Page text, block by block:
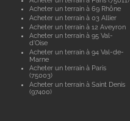
Acheter un terrain à 69 Rhône
Acheter un terrain à 03 Allier
Acheter un terrain à 12 Aveyron
Acheter un terrain à 95 Val-
d'Oise
Acheter un terrain à 94 Val-de-
Marne
Acheter un terrain à Paris
(75003)
Acheter un terrain à Saint Denis
(97400)